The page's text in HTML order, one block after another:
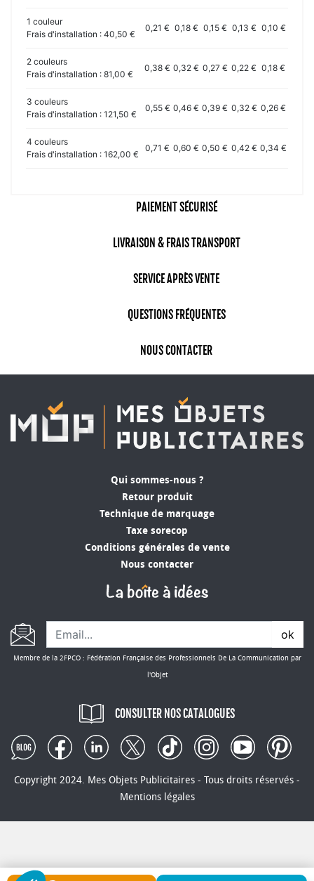
1 couleur
Frais d'installation : 40,50 €
0,21 € 0,18 € 0,15 € 0,13 € 0,10 €
2 couleurs
Frais d'installation : 81,00 €
0,38 € 0,32 € 0,27 € 0,22 € 0,18 €
3 couleurs
Frais d'installation : 121,50 €
0,55 € 0,46 € 0,39 € 0,32 € 0,26 €
4 couleurs
Frais d'installation : 162,00 €
0,71 € 0,60 € 0,50 € 0,42 € 0,34 €
PAIEMENT SÉCURISÉ
LIVRAISON & FRAIS TRANSPORT
SERVICE APRÈS VENTE
QUESTIONS FRÉQUENTES
NOUS CONTACTER
Qui sommes-nous ?
Retour produit
Technique de marquage
Taxe sorecop
Conditions générales de vente
Nous contacter
ok
Membre de la 2FPCO : Fédération Française des Professionnels De La Communication par
l'Objet
CONSULTER NOS CATALOGUES
Copyright 2024. Mes Objets Publicitaires - Tous droits réservés -
Mentions légales